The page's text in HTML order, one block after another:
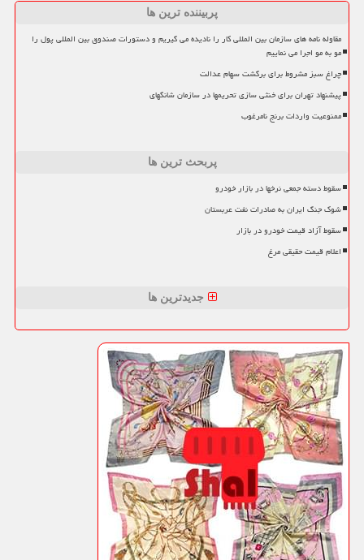
پربیننده ترین ها
مقاوله نامه های سازمان بین المللی کار را نادیده می گیریم و دستورات صندوق بین المللی پول را
مو به مو اجرا می نماییم
چراغ سبز مشروط برای برگشت سهام عدالت
پیشنهاد تهران برای خنثی سازی تحریمها در سازمان شانگهای
ممنوعیت واردات برنج نامرغوب
پربحث ترین ها
سقوط دسته جمعی نرخها در بازار خودرو
شوک جنگ ایران به صادرات نفت عربستان
سقوط آزاد قیمت خودرو در بازار
اعلام قیمت حقیقی مرغ
جدیدترین ها